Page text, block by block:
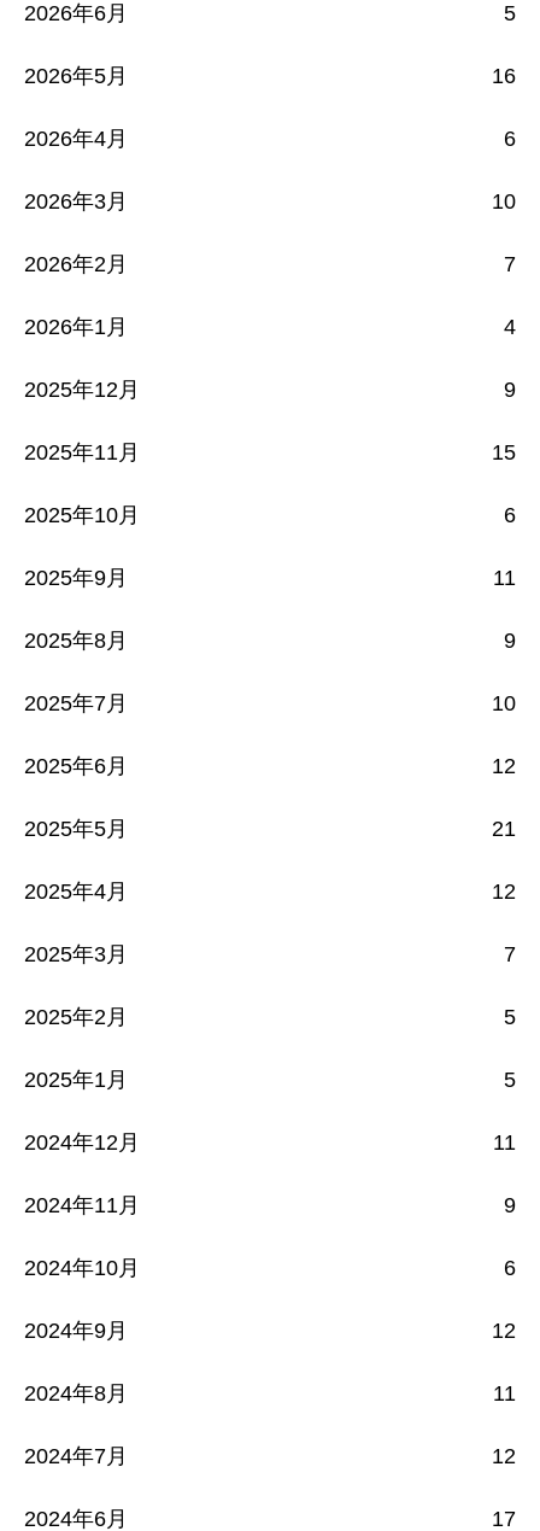
2026年6月 5
2026年5月 16
2026年4月 6
2026年3月 10
2026年2月 7
2026年1月 4
2025年12月 9
2025年11月 15
2025年10月 6
2025年9月 11
2025年8月 9
2025年7月 10
2025年6月 12
2025年5月 21
2025年4月 12
2025年3月 7
2025年2月 5
2025年1月 5
2024年12月 11
2024年11月 9
2024年10月 6
2024年9月 12
2024年8月 11
2024年7月 12
2024年6月 17